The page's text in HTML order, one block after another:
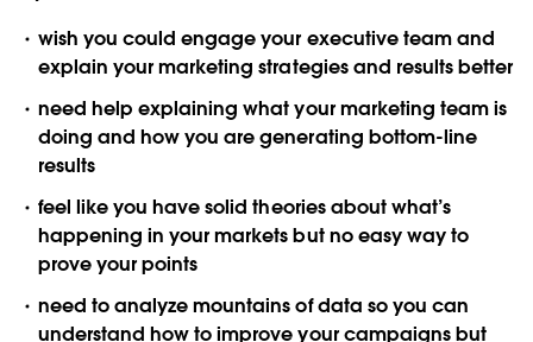
wish you could engage your executive team and
explain your marketing strategies and results better
need help explaining what your marketing team is
doing and how you are generating bottom-line
results
feel like you have solid theories about what’s
happening in your markets but no easy way to
prove your points
need to analyze mountains of data so you can
understand how to improve your campaigns but